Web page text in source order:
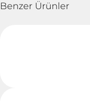
Benzer Ürünler